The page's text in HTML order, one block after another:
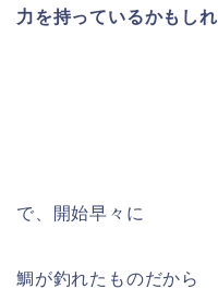
力を持っているかもしれ
で、開始早々に
鯛が釣れたものだから